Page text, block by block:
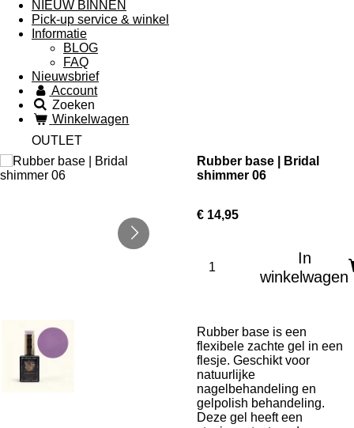
NIEUW BINNEN
Pick-up service & winkel
Informatie
BLOG
FAQ
Nieuwsbrief
Account
Zoeken
Winkelwagen
OUTLET
Rubber base | Bridal
shimmer 06
€ 14,95
In
winkelwagen
Rubber base is een
flexibele zachte gel in een
flesje. Geschikt voor
natuurlijke
nagelbehandeling en
gelpolish behandeling.
Deze gel heeft een